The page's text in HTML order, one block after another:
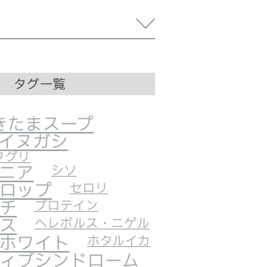
タグ一覧
たまスープ
イヌガシ
グリ
ア シソ
ップ セロリ
プロテイン
ヘレボルス・ニゲル
ワイト ホタルイカ
ブシンドローム